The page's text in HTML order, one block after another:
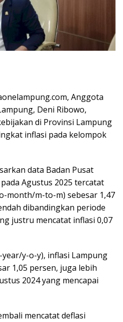
Anggota
Deni Ribowo,
di Provinsi Lampung
inflasi pada kelompok
data Badan Pusat
Agustus 2025 tercatat
month/m-to-m) sebesar 1,47
dibandingkan periode
justru mencatat inflasi 0,07
y-o-y), inflasi Lampung
1,05 persen, juga lebih
2024 yang mencapai
mencatat deflasi